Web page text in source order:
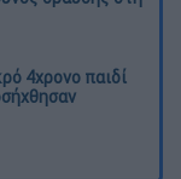
4χρονο παιδί